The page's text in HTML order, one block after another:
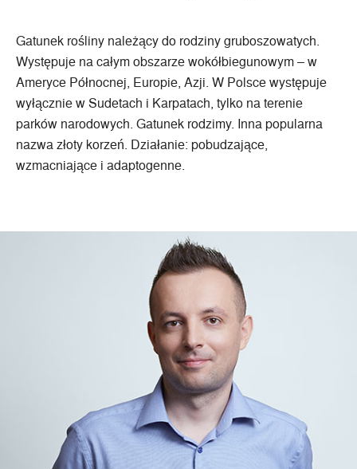
Gatunek rośliny należący do rodziny gruboszowatych.
Występuje na całym obszarze wokółbiegunowym – w
Ameryce Północnej, Europie, Azji. W Polsce występuje
wyłącznie w Sudetach i Karpatach, tylko na terenie
parków narodowych. Gatunek rodzimy. Inna popularna
nazwa złoty korzeń. Działanie: pobudzające,
wzmacniające i adaptogenne.